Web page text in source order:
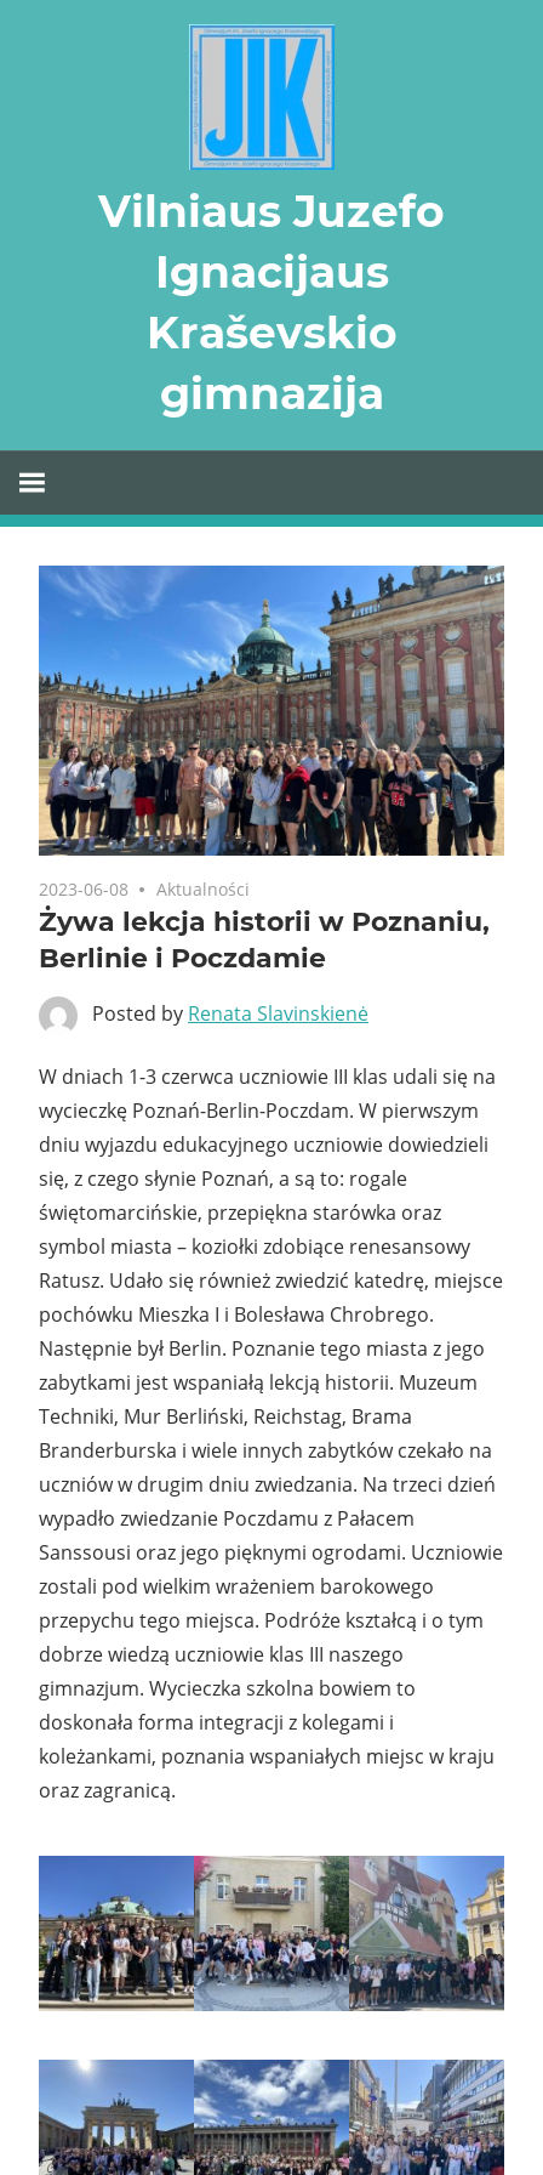
Vilniaus Juzefo
Ignacijaus
Kraševskio
gimnazija
2023-06-08 Aktualności
Żywa lekcja historii w Poznaniu,
Berlinie i Poczdamie
Posted by Renata Slavinskienė
W dniach 1-3 czerwca uczniowie III klas udali się na
wycieczkę Poznań-Berlin-Poczdam. W pierwszym
dniu wyjazdu edukacyjnego uczniowie dowiedzieli
się, z czego słynie Poznań, a są to: rogale
świętomarcińskie, przepiękna starówka oraz
symbol miasta – koziołki zdobiące renesansowy
Ratusz. Udało się również zwiedzić katedrę, miejsce
pochówku Mieszka I i Bolesława Chrobrego.
Następnie był Berlin. Poznanie tego miasta z jego
zabytkami jest wspaniałą lekcją historii. Muzeum
Techniki, Mur Berliński, Reichstag, Brama
Branderburska i wiele innych zabytków czekało na
uczniów w drugim dniu zwiedzania. Na trzeci dzień
wypadło zwiedzanie Poczdamu z Pałacem
Sanssousi oraz jego pięknymi ogrodami. Uczniowie
zostali pod wielkim wrażeniem barokowego
przepychu tego miejsca. Podróże kształcą i o tym
dobrze wiedzą uczniowie klas III naszego
gimnazjum. Wycieczka szkolna bowiem to
doskonała forma integracji z kolegami i
koleżankami, poznania wspaniałych miejsc w kraju
oraz zagranicą.